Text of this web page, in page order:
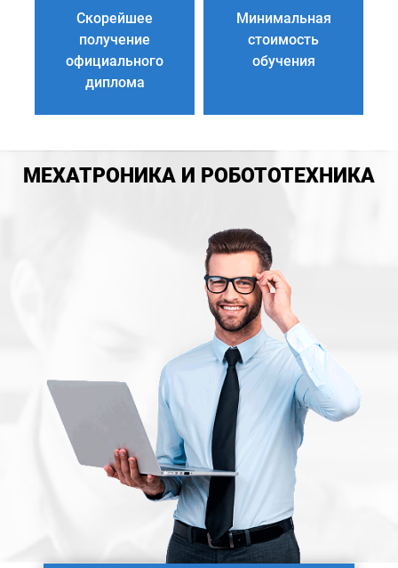
Скорейшее
получение
официального
диплома
Минимальная
стоимость
обучения
МЕХАТРОНИКА И РОБОТОТЕХНИКА